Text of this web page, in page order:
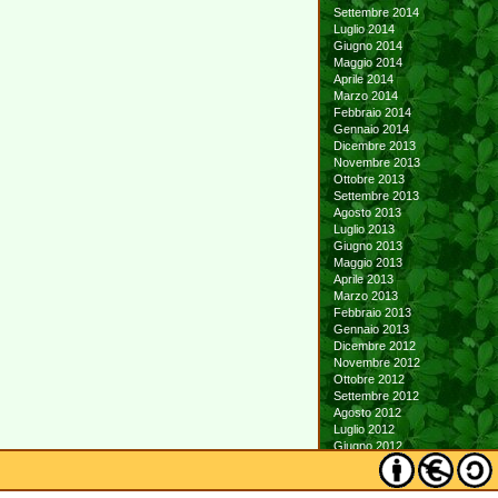
Settembre 2014
Luglio 2014
Giugno 2014
Maggio 2014
Aprile 2014
Marzo 2014
Febbraio 2014
Gennaio 2014
Dicembre 2013
Novembre 2013
Ottobre 2013
Settembre 2013
Agosto 2013
Luglio 2013
Giugno 2013
Maggio 2013
Aprile 2013
Marzo 2013
Febbraio 2013
Gennaio 2013
Dicembre 2012
Novembre 2012
Ottobre 2012
Settembre 2012
Agosto 2012
Luglio 2012
Giugno 2012
Maggio 2012
Aprile 2012